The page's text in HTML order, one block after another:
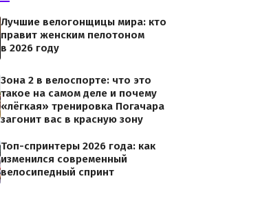
Лучшие велогонщицы мира: кто
правит женским пелотоном
в 2026 году
Зона 2 в велоспорте: что это
такое на самом деле и почему
«лёгкая» тренировка Погачара
загонит вас в красную зону
Топ-спринтеры 2026 года: как
изменился современный
велосипедный спринт